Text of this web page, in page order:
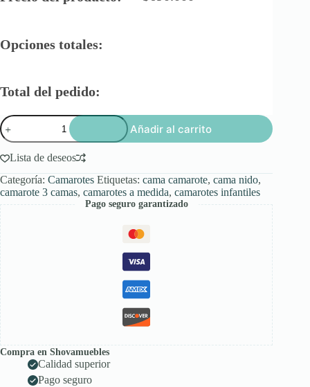
Opciones totales:
Total del pedido:
Camarote
Cama
Nido
cantidad
Añadir al carrito
Lista de deseos
Categoría: Camarotes Etiquetas: cama camarote, cama nido,
camarote 3 camas, camarotes a medida, camarotes infantiles
Pago seguro garantizado
Compra en Shovamuebles
Calidad superior
Pago seguro